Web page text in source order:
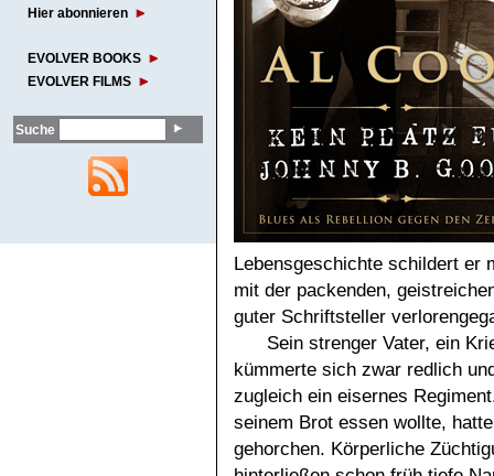
Hier abonnieren
EVOLVER BOOKS
EVOLVER FILMS
Suche
Lebensgeschichte schildert er
mit der packenden,
guter Schriftsteller
Sein strenger Vater, ein
kümmerte sich zwar redlich
zugleich ein eisernes
seinem Brot essen wollte,
gehorchen. Körperliche